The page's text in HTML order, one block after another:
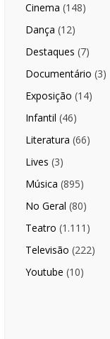
Cinema (148)
Dança (12)
Destaques (7)
Documentário (3)
Exposição (14)
Infantil (46)
Literatura (66)
Lives (3)
Música (895)
No Geral (80)
Teatro (1.111)
Televisão (222)
Youtube (10)